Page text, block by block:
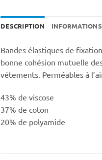
DESCRIPTION
Bandes élastiques de
bonne cohésion mutuelle
vêtements. Perméables à
43% de viscose
37% de coton
20% de polyamide